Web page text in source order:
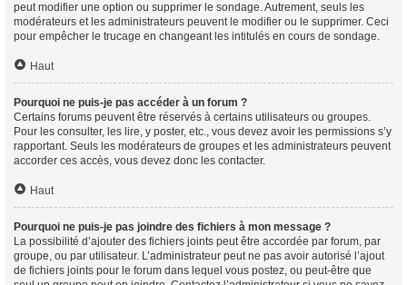
peut modifier une option ou supprimer le sondage. Autrement, seuls les
modérateurs et les administrateurs peuvent le modifier ou le supprimer. Ceci
pour empêcher le trucage en changeant les intitulés en cours de sondage.
Haut
Pourquoi ne puis-je pas accéder à un forum ?
Certains forums peuvent être réservés à certains utilisateurs ou groupes.
Pour les consulter, les lire, y poster, etc., vous devez avoir les permissions s’y
rapportant. Seuls les modérateurs de groupes et les administrateurs peuvent
accorder ces accès, vous devez donc les contacter.
Haut
Pourquoi ne puis-je pas joindre des fichiers à mon message ?
La possibilité d’ajouter des fichiers joints peut être accordée par forum, par
groupe, ou par utilisateur. L’administrateur peut ne pas avoir autorisé l’ajout
de fichiers joints pour le forum dans lequel vous postez, ou peut-être que